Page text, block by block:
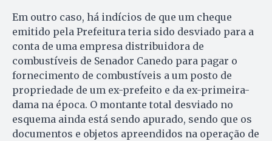
Em outro caso, há indícios de que um cheque
emitido pela Prefeitura teria sido desviado para a
conta de uma empresa distribuidora de
combustíveis de Senador Canedo para pagar o
fornecimento de combustíveis a um posto de
propriedade de um ex-prefeito e da ex-primeira-
dama na época. O montante total desviado no
esquema ainda está sendo apurado, sendo que os
documentos e objetos apreendidos na operação de